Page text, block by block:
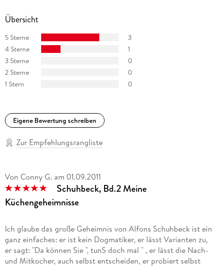
Übersicht
5 Sterne
3
4 Sterne
1
3 Sterne
0
2 Sterne
0
1 Stern
0
Eigene Bewertung schreiben
Zur Empfehlungsrangliste
Von Conny G. am 01.09.2011
Schuhbeck, Bd.2 Meine
Küchengeheimnisse
Ich glaube das große Geheimnis von Alfons Schuhbeck ist ein
ganz einfaches: er ist kein Dogmatiker, er lässt Varianten zu,
er sagt: "Da können Sie ", tunS doch mal " , er lässt die Nach-
und Mitkocher, auch selbst entscheiden, er probiert selbst